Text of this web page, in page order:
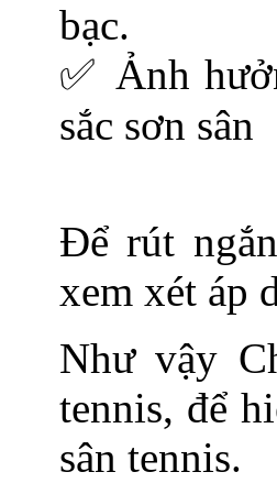
bạc.
✅ Ảnh
sắc sơn sân
Để rút
xem xét áp
Như vậy
tennis, để
sân tennis.